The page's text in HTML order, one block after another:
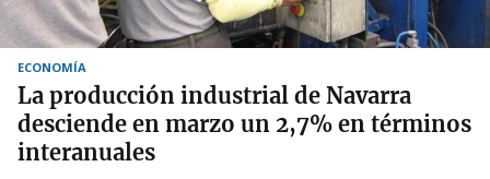
ECONOMÍA
La producción industrial de Navarra
desciende en marzo un 2,7% en términos
interanuales